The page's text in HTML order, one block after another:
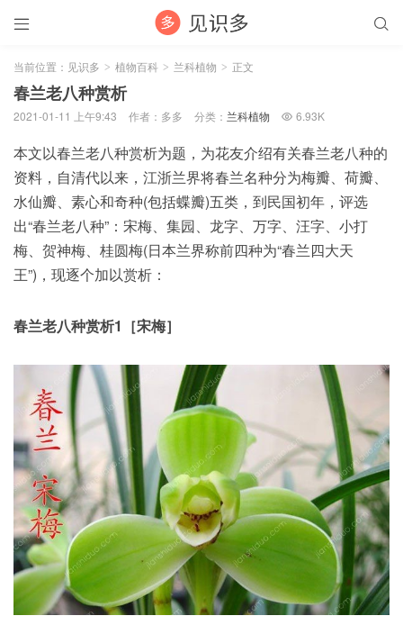
 
当前位置： 见识多 > 植物百科 > 兰科植物 > 正文
春兰老八种赏析
2021-01-11 上午9:43 作者：多多 分类： 兰科植物  6.93K
本文以春兰老八种赏析为题，为花友介绍有关春兰老八种的
资料，自清代以来，江浙兰界将春兰名种分为梅瓣、荷瓣、
水仙瓣、素心和奇种(包括蝶瓣)五类，到民国初年，评选
出“春兰老八种”：宋梅、集园、龙字、万字、汪字、小打
梅、贺神梅、桂圆梅(日本兰界称前四种为“春兰四大天
王”)，现逐个加以赏析：
春兰老八种赏析1［宋梅］